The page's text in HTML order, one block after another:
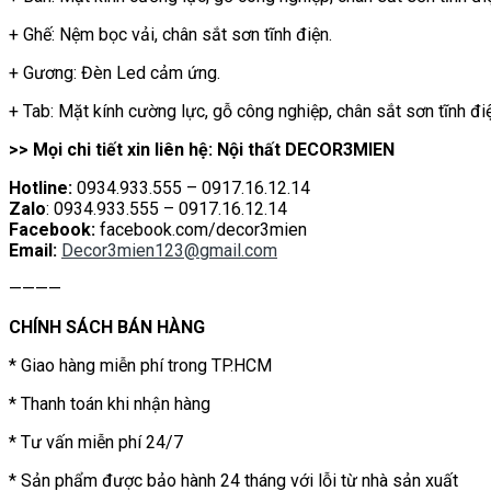
+ Ghế: Nệm bọc vải, chân sắt sơn tĩnh điện.
+ Gương: Đèn Led cảm ứng.
+ Tab: Mặt kính cường lực, gỗ công nghiệp, chân sắt sơn tĩnh
>> Mọi chi tiết xin liên hệ: Nội thất DECOR3MIEN
Hotline: 0934.933.555 – 0917.16.12.14
Zalo: 0934.933.555 – 0917.16.12.14
Facebook: facebook.com/decor3mien
Email: Decor3mien123@gmail.com
————
CHÍNH SÁCH BÁN HÀNG
* Giao hàng miễn phí trong TP.HCM
* Thanh toán khi nhận hàng
* Tư vấn miễn phí 24/7
* Sản phẩm được bảo hành 24 tháng với lỗi từ nhà sản xuất